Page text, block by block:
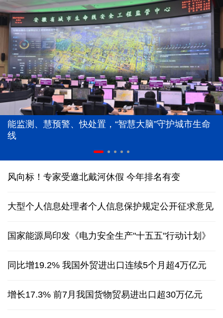
能监测、慧预警、快处置，“智慧大脑”守护城市生命
线
风向标！专家受邀北戴河休假 今年排名有变
大型个人信息处理者个人信息保护规定公开征求意见
国家能源局印发《电力安全生产"十五五"行动计划》
同比增19.2% 我国外贸进出口连续5个月超4万亿元
增长17.3% 前7月我国货物贸易进出口超30万亿元